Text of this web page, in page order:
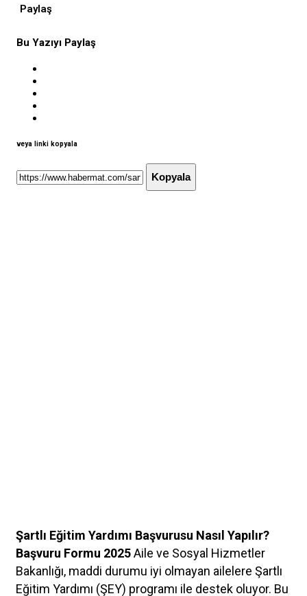
Paylaş
Bu Yazıyı Paylaş
veya linki kopyala
Kopyala
Şartlı Eğitim Yardımı Başvurusu Nasıl Yapılır?
Başvuru Formu 2025Aile ve Sosyal Hizmetler
Bakanlığı, maddi durumu iyi olmayan ailelereŞartlı
Eğitim Yardımı (ŞEY) programı ile destek oluyor. Bu